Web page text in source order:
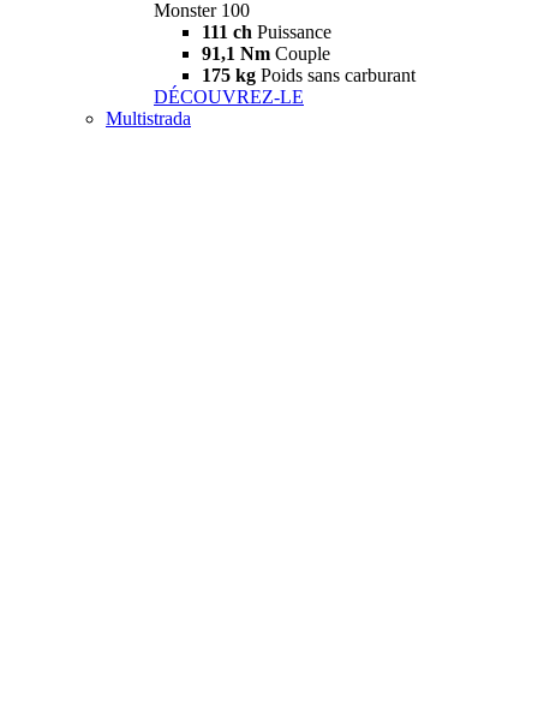
Monster 100
111 ch Puissance
91,1 Nm Couple
175 kg Poids sans carburant
DÉCOUVREZ-LE
Multistrada